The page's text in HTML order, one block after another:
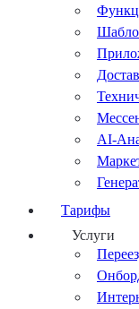
AI-
Тарифы
Услуги